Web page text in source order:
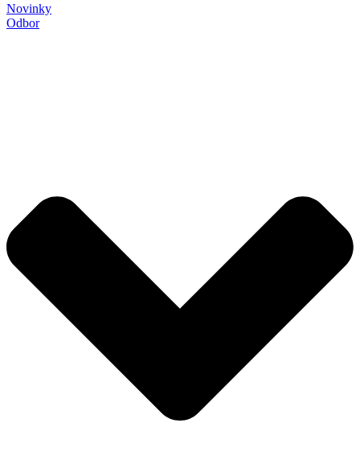
Novinky
Odbor